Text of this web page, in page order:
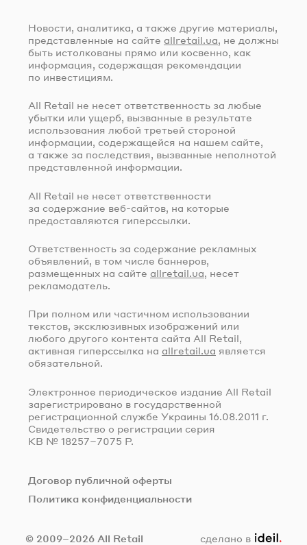
Новости, аналитика, а также другие материалы,
представленные на сайте allretail.ua, не должны
быть истолкованы прямо или косвенно, как
информация, содержащая рекомендации
по инвестициям.
All Retail не несет ответственность за любые
убытки или ущерб, вызванные в результате
использования любой третьей стороной
информации, содержащейся на нашем сайте,
а также за последствия, вызванные неполнотой
представленной информации.
All Retail не несет ответственности
за содержание веб-сайтов , на которые
предоставляются гиперссылки.
Ответственность за содержание рекламных
объявлений, в том числе баннеров,
размещенных на сайте allretail.ua, несет
рекламодатель.
При полном или частичном использовании
текстов, эксклюзивных изображений или
любого другого контента сайта All Retail,
активная гиперссылка на allretail.ua является
обязательной.
Электронное периодическое издание All Retail
зарегистрировано в государственной
регистрационной службе Украины 16.08.2011 г.
Свидетельство о регистрации серия
КВ № 18257–7075 Р.
Договор публичной оферты
Политика конфиденциальности
© 2009–2026 All Retail сделано в ideil.